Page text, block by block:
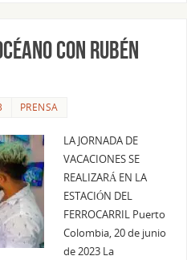
CON RUBÉN
PRENSA
LA JORNADA DE
VACACIONES SE
REALIZARÁ EN LA
ESTACIÓN DEL
FERROCARRIL Puerto
Colombia, 20 de junio
de 2023 La